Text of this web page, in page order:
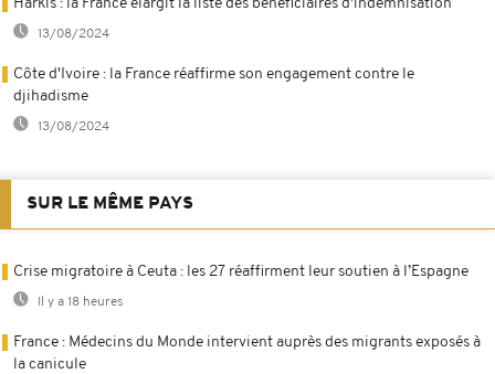
Harkis : la France élargit la liste des bénéficiaires d'indemnisation
13/08/2024
Côte d'Ivoire : la France réaffirme son engagement contre le
djihadisme
13/08/2024
SUR LE MÊME PAYS
Crise migratoire à Ceuta : les 27 réaffirment leur soutien à l’Espagne
Il y a 18 heures
France : Médecins du Monde intervient auprès des migrants exposés à
la canicule